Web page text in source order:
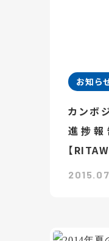
お知ら
カンボ
進捗報
【